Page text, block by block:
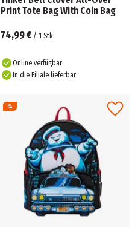
Print Tote Bag With Coin Bag
74,99 € / 1 Stk.
Online verfügbar
In die Filiale lieferbar